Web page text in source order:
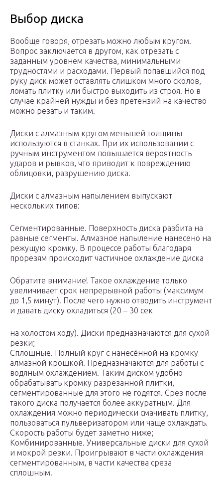
Выбор диска
Вообще говоря, отрезать можно любым кругом.
Вопрос заключается в другом, как отрезать с
заданным уровнем качества, минимальными
трудностями и расходами. Первый попавшийся под
руку диск может оставлять слишком много сколов,
ломать плитку или быстро выходить из строя. Но в
случае крайней нужды и без претензий на качество
можно резать и таким.
Диски с алмазным кругом меньшей толщины
используются в станках. При их использовании с
ручным инструментом повышается вероятность
ударов и рывков, что приводит к повреждению
облицовки, разрушению диска.
Диски с алмазным напылением выпускают
нескольких типов:
Сегментированные. Поверхность диска разбита на
равные сегменты. Алмазное напыление нанесено на
режущую кромку. В процессе работы благодаря
прорезям происходит частичное охлаждение диска
Обратите внимание! Такое охлаждение только
увеличивает срок непрерывной работы (максимум
до 1,5 минут). После чего нужно отводить инструмент
и давать диску охладиться (20 – 30 сек
на холостом ходу). Диски предназначаются для сухой
резки;
Сплошные. Полный круг с нанесённой на кромку
алмазной крошкой. Предназначаются для работы с
водяным охлаждением. Таким диском удобно
обрабатывать кромку разрезанной плитки,
сегментированные для этого не годятся. Срез после
такого диска получается более аккуратным. Для
охлаждения можно периодически смачивать плитку,
пользоваться пульверизатором или чаще охлаждать.
Скорость работы будет заметно ниже;
Комбинированные. Универсальные диски для сухой
и мокрой резки. Проигрывают в части охлаждения
сегментированным, в части качества среза
сплошным.